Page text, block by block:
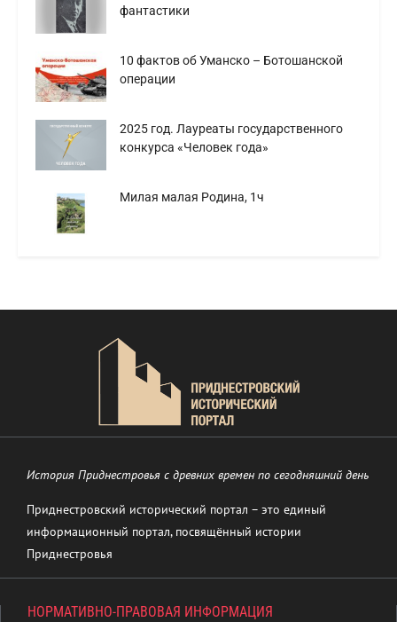
фантастики
10 фактов об Уманско – Ботошанской
операции
2025 год. Лауреаты государственного
конкурса «Человек года»
Милая малая Родина, 1ч
История Приднестровья с древних времен по сегодняшний день
Приднестровский исторический портал – это единый
информационный портал, посвящённый истории
Приднестровья
НОРМАТИВНО-ПРАВОВАЯ ИНФОРМАЦИЯ